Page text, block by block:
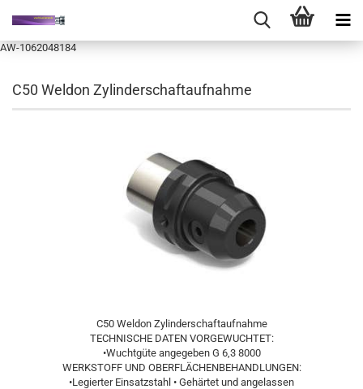
AW-1062048184
C50 Weldon Zylinderschaftaufnahme
C50 Weldon Zylinderschaftaufnahme
TECHNISCHE DATEN VORGEWUCHTET:
•Wuchtgüte angegeben G 6,3 8000
WERKSTOFF UND OBERFLÄCHENBEHANDLUNGEN:
•Legierter Einsatzstahl • Gehärtet und angelassen